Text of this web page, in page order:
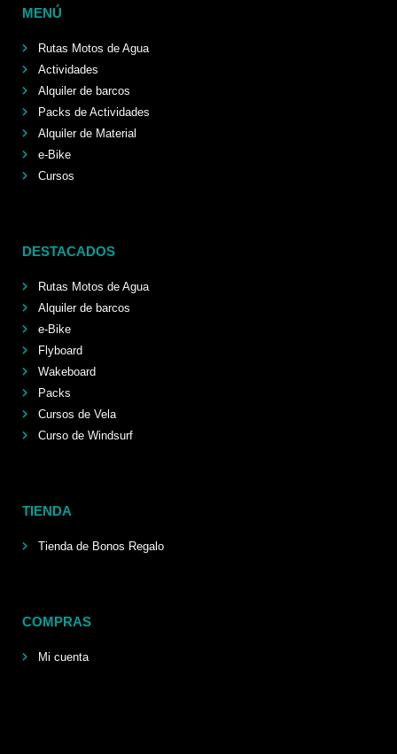
MENÚ
Rutas Motos de Agua
Actividades
Alquiler de barcos
Packs de Actividades
Alquiler de Material
e-Bike
Cursos
DESTACADOS
Rutas Motos de Agua
Alquiler de barcos
e-Bike
Flyboard
Wakeboard
Packs
Cursos de Vela
Curso de Windsurf
TIENDA
Tienda de Bonos Regalo
COMPRAS
Mi cuenta